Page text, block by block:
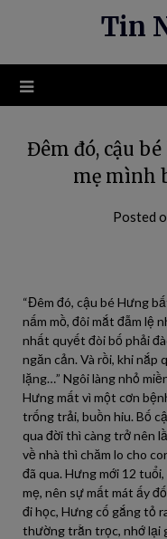
Tin
Đêm đó, cậu
mẹ mình
Posted
“Đêm đó, cậu bé Hưng
nấm mồ, đôi mắt đẫm lệ
nhất quyết đòi bố phải
ngăn cản. Và rồi, khi nắp
lặng…” Ngôi làng nhỏ
Hưng mất vì một cơn
trống trải, buồn hiu. Bố
qua đời thì càng trở nên
về nhà thì chăm lo cho
đã qua. Hưng mới 12
mẹ, nên sự mất mát ấy
đi học, Hưng cố gắng tỏ
thường trằn trọc, nhớ lại